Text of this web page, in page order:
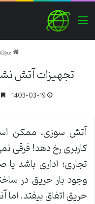
منو
تجهیزات آتش
1403-03-19
آتش سوزی، ممکن
کاربری رخ دهد! فرقی
تجاری؛ اداری باشد
وجود بار حریق در
حریق اتفاق بیفتد.